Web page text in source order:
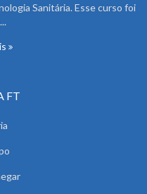
Sanitária. Esse curso foi
FT